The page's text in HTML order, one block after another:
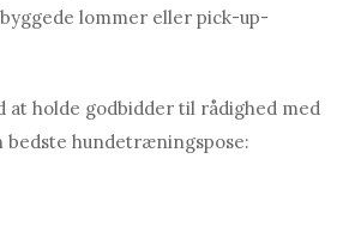
lommer eller pick-up-
at holde godbidder til rådighed med
bedste hundetræningspose: